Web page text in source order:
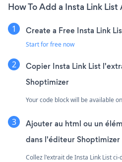
How To Add a Insta Link
Create a Free Insta Link
Start for free now
Copier Insta Link List
Shoptimizer
Your code block will be available
Ajouter au html ou un
dans l'éditeur Shoptimizer
Collez l'extrait de Insta Link List